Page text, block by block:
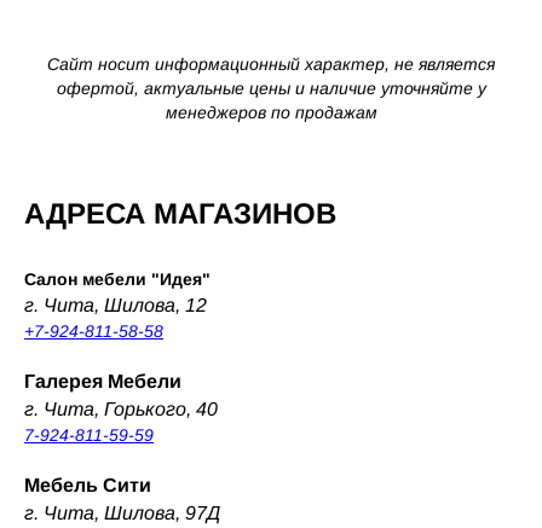
Сайт носит информационный характер, не является
офертой, актуальные цены и наличие уточняйте у
менеджеров по продажам
АДРЕСА МАГАЗИНОВ
Салон мебели "Идея"
г. Чита, Шилова, 12
+7-924-811-58-58
Галерея Мебели
г. Чита, Горького, 40
7-924-811-59-59
Мебель Сити
г. Чита, Шилова, 97Д